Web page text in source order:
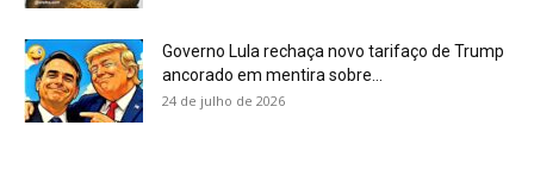
Governo Lula rechaça novo tarifaço de Trump
ancorado em mentira sobre...
24 de julho de 2026